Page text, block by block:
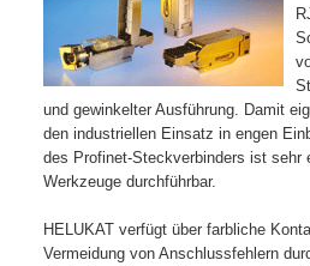
und gewinkelter Ausführung. Damit
den industriellen Einsatz in engen
des Profinet-Steckverbinders ist sehr
Werkzeuge durchführbar.
HELUKAT verfügt über farbliche
Vermeidung von Anschlussfehlern